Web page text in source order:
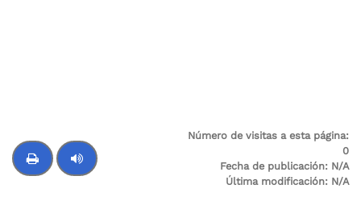
Número de visitas a esta página:
0
Fecha de publicación: N/A
Última modificación: N/A